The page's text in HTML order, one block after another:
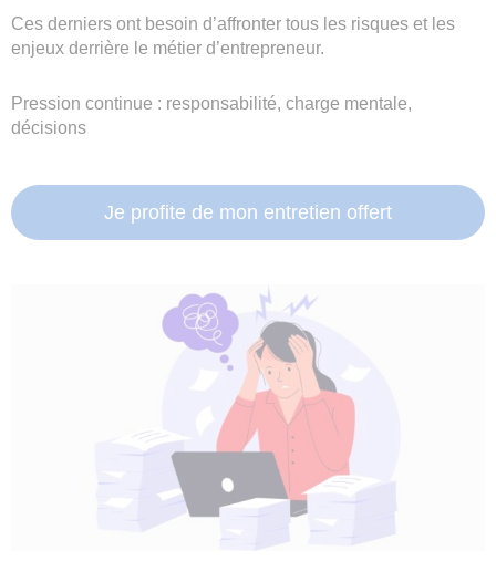
Ces derniers ont besoin d’affronter tous les risques et les
enjeux derrière le métier d’entrepreneur.
Pression continue : responsabilité, charge mentale,
décisions
Je profite de mon entretien offert